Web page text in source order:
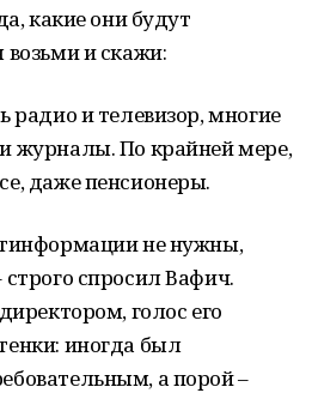
какие они будут
и скажи:
радио и телевизор, многие
журналы. По крайней мере,
даже пенсионеры.
не нужны,
спросил Вафич.
голос его
иногда был
а порой –